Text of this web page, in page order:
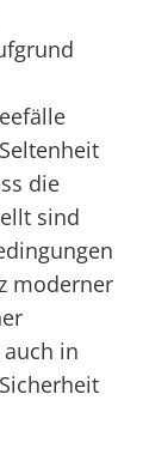
die
sind
moderner
in